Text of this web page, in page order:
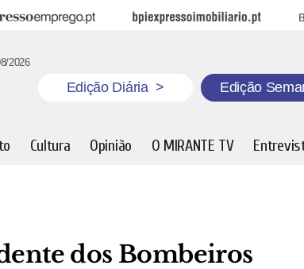
Emprego BPI Expresso Imobiliário
2026
Edição Diária > Edição
Cultura Opinião O MIRANTE TV
dos Bombeiros